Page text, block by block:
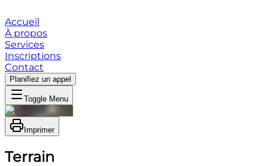
Accueil
À propos
Services
Inscriptions
Contact
Planifiez un appel
Toggle Menu
Imprimer
Terrain